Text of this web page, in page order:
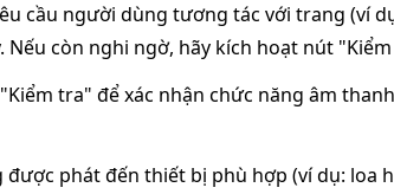
cầu người dùng tương tác với trang (ví
còn nghi ngờ, hãy kích hoạt nút
tra" để xác nhận chức năng âm
phát đến thiết bị phù hợp (ví dụ: loa